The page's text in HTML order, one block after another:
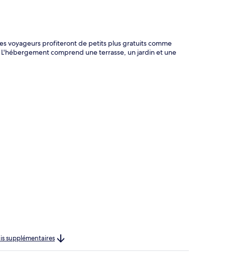
voyageurs profiteront de petits plus gratuits comme
comprend une terrasse, un jardin et une
supplémentaires